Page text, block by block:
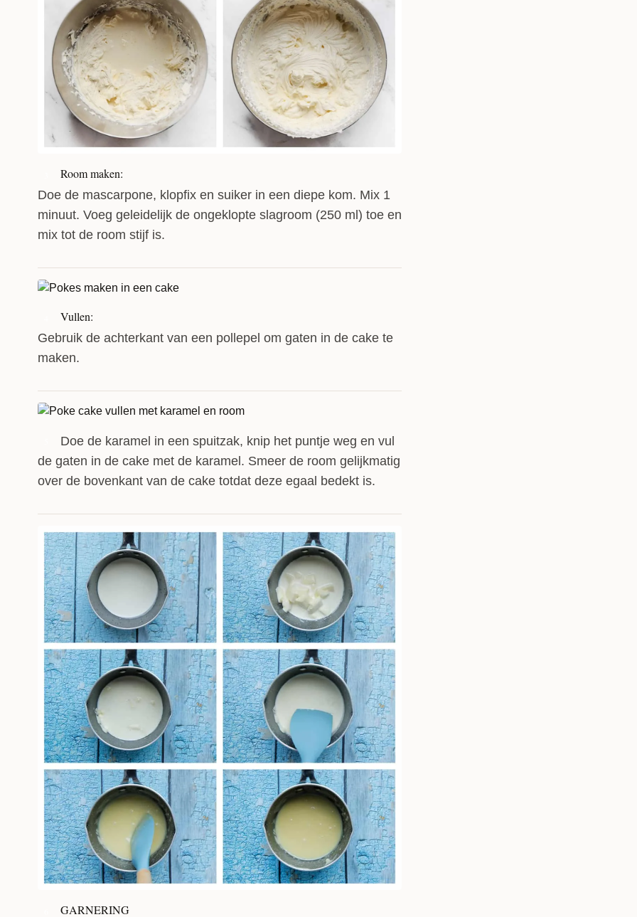
Room maken:
Doe de mascarpone, klopfix en suiker in een diepe kom. Mix 1
minuut. Voeg geleidelijk de ongeklopte slagroom (250 ml) toe en
mix tot de room stijf is.
Vullen:
Gebruik de achterkant van een pollepel om gaten in de cake te
maken.
Doe de karamel in een spuitzak, knip het puntje weg en vul
de gaten in de cake met de karamel. Smeer de room gelijkmatig
over de bovenkant van de cake totdat deze egaal bedekt is.
GARNERING